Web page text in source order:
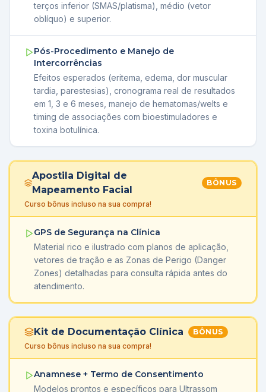
terços inferior (SMAS/platisma), médio (vetor
oblíquo) e superior.
Pós-Procedimento e Manejo de
Intercorrências
Efeitos esperados (eritema, edema, dor muscular
tardia, parestesias), cronograma real de resultados
em 1, 3 e 6 meses, manejo de hematomas/welts e
timing de associações com bioestimuladores e
toxina botulínica.
Apostila Digital de
Mapeamento Facial
BÔNUS
Curso bônus incluso na sua compra!
GPS de Segurança na Clínica
Material rico e ilustrado com planos de aplicação,
vetores de tração e as Zonas de Perigo (Danger
Zones) detalhadas para consulta rápida antes do
atendimento.
Kit de Documentação Clínica
BÔNUS
Curso bônus incluso na sua compra!
Anamnese + Termo de Consentimento
Modelos prontos e específicos para Ultrassom